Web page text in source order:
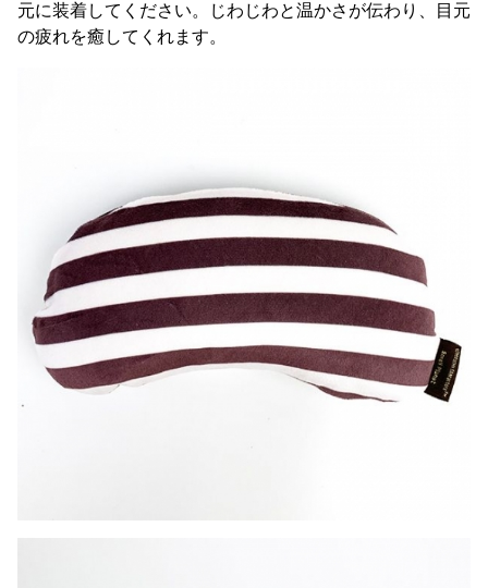
元に装着してください。じわじわと温かさが伝わり、目元
の疲れを癒してくれます。